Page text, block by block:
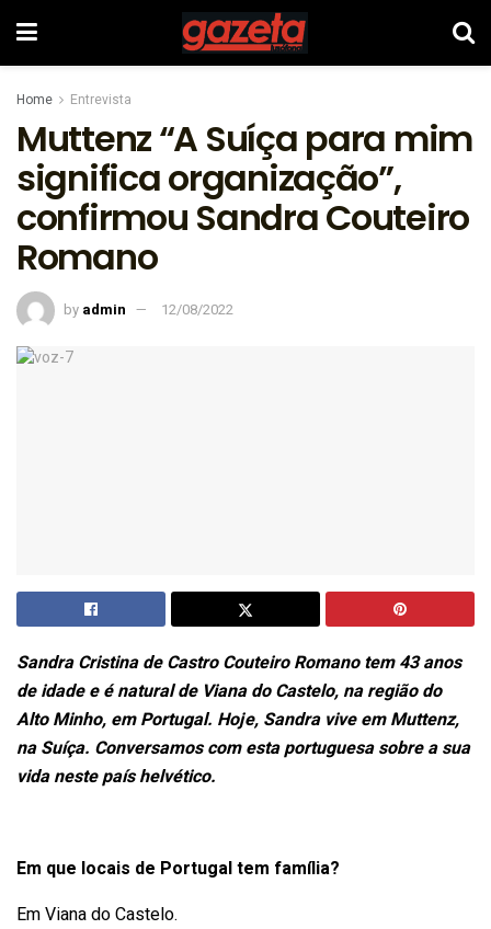
Home Entrevista
Muttenz “A Suíça para mim
significa organização”,
confirmou Sandra Couteiro
Romano
by admin 12/08/2022
Sandra Cristina de Castro Couteiro Romano tem 43 anos
de idade e é natural de Viana do Castelo, na região do
Alto Minho, em Portugal. Hoje, Sandra vive em Muttenz,
na Suíça. Conversamos com esta portuguesa sobre a sua
vida neste país helvético.
Em que locais de Portugal tem família?
Em Viana do Castelo.